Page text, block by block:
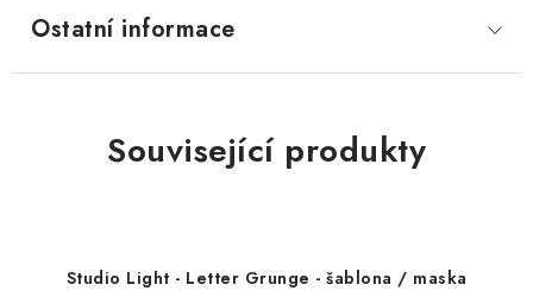
Ostatní informace
Související produkty
Studio Light - Letter Grunge - šablona / maska